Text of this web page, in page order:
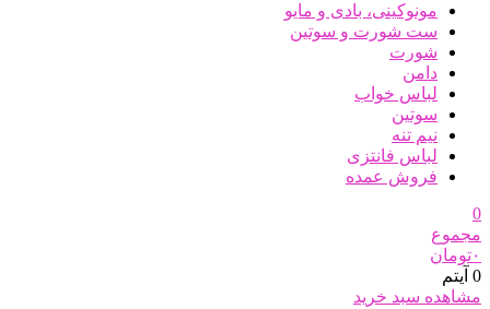
مونوکینی، بادی و مایو
ست شورت و سوتین
شورت
دامن
لباس خواب
سوتین
نیم تنه
لباس فانتزی
فروش عمده
0
مجموع
۰تومان
0 آیتم
مشاهده سبد خرید